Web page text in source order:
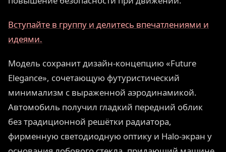
Вступайте в группу и делитесь впечатлениями и
идеями.
Модель сохранит дизайн-концепцию «Future
Elegance», сочетающую футуристический
минимализм с выраженной аэродинамикой.
Автомобиль получил гладкий передний облик
без традиционной решётки радиатора,
фирменную светодиодную оптику и Halo-экран у